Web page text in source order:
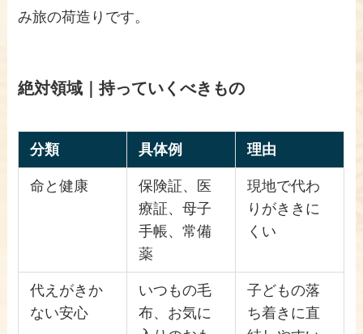
み旅の荷造りです。
絶対領域｜持っていくべきもの
分類 具体例 理由
命と健康
保険証、医
療証、母子
手帳、常備
薬
現地で代わ
りがききに
くい
代えがきか
ない安心
いつもの毛
布、お気に
子どもの落
ち着きに直